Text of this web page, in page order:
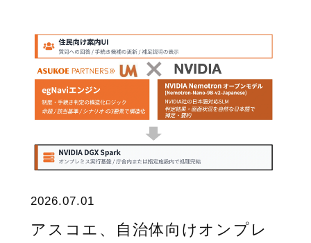
2026.07.01
アスコエ、自治体向けオンプレ